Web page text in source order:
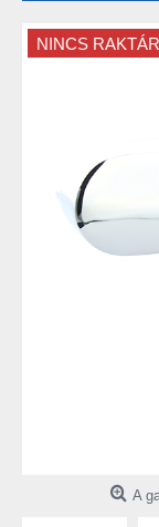
NINCS
A